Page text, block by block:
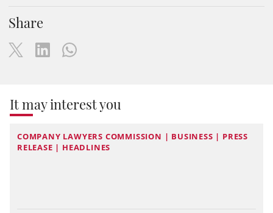
Share
It may interest you
COMPANY LAWYERS COMMISSION | BUSINESS | PRESS
RELEASE | HEADLINES